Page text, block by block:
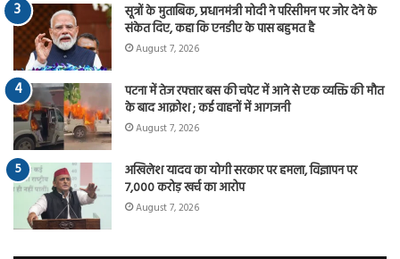
सूत्रों के मुताबिक, प्रधानमंत्री मोदी ने परिसीमन पर जोर देने के
संकेत दिए, कहा कि एनडीए के पास बहुमत है
August 7, 2026
पटना में तेज रफ्तार बस की चपेट में आने से एक व्यक्ति की मौत
के बाद आक्रोश ; कई वाहनों में आगजनी
August 7, 2026
अखिलेश यादव का योगी सरकार पर हमला, विज्ञापन पर
7,000 करोड़ खर्च का आरोप
August 7, 2026